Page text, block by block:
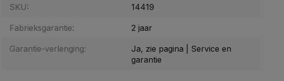
SKU: 14419
Fabrieksgarantie: 2 jaar
Garantie-verlenging:
Ja, zie pagina | Service en
garantie